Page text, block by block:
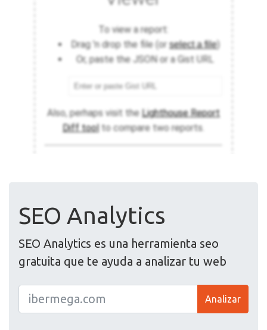
SEO Analytics
SEO Analytics es una herramienta seo
gratuita que te ayuda a analizar tu web
Analizar